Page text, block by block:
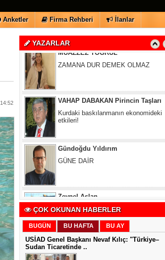
Anketler Firma Rehberi İlanlar
YAZARLAR
MUAZZEZ TOĞRUL
ZAMANA DUR DEMEK OLMAZ
VAHAP DABAKAN Pirincin Taşları
Gündoğdu Yıldırım
GÜNE DAİR
Zeynel Aslan
DİJİTAL VİCDAN
Gül Saydam
ÇOK OKUNAN HABERLER
BUGÜN BU HAFTA BU AY
USİAD Genel Başkanı Nevaf Kılıç: "Türkiye–
Sudan Ticaretinde ..